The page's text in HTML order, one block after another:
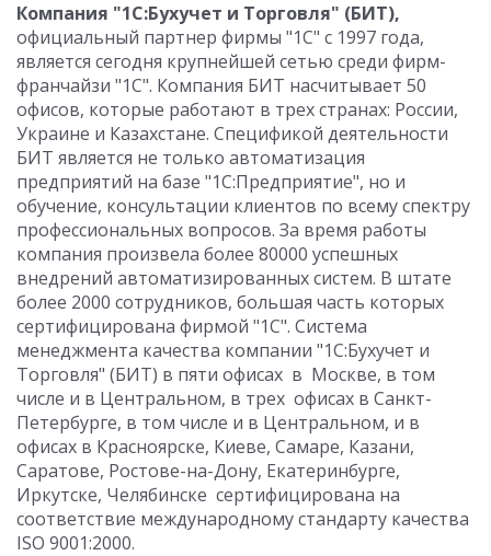
Компания "1С:Бухучет и Торговля" (БИТ),
официальный партнер фирмы "1С" с 1997 года,
является сегодня крупнейшей сетью среди фирм-
франчайзи "1С". Компания БИТ насчитывает 50
офисов, которые работают в трех странах: России,
Украине и Казахстане. Спецификой деятельности
БИТ является не только автоматизация
предприятий на базе "1С:Предприятие", но и
обучение, консультации клиентов по всему спектру
профессиональных вопросов. За время работы
компания произвела более 80000 успешных
внедрений автоматизированных систем. В штате
более 2000 сотрудников, большая часть которых
сертифицирована фирмой "1С". Система
менеджмента качества компании "1С:Бухучет и
Торговля" (БИТ) в пяти офисах в Москве, в том
числе и в Центральном, в трех офисах в Санкт-
Петербурге, в том числе и в Центральном, и в
офисах в Красноярске, Киеве, Самаре, Казани,
Саратове, Ростове-на-Дону, Екатеринбурге,
Иркутске, Челябинске сертифицирована на
соответствие международному стандарту качества
ISO 9001:2000.